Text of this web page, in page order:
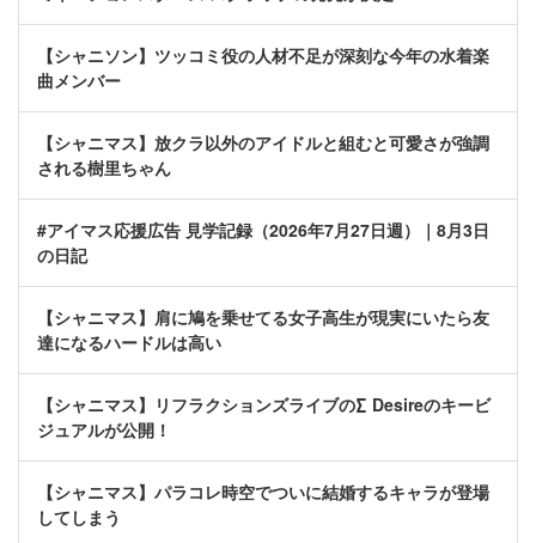
【シャニソン】ツッコミ役の人材不足が深刻な今年の水着楽
曲メンバー
【シャニマス】放クラ以外のアイドルと組むと可愛さが強調
される樹里ちゃん
#アイマス応援広告 見学記録（2026年7月27日週）｜8月3日
の日記
【シャニマス】肩に鳩を乗せてる女子高生が現実にいたら友
達になるハードルは高い
【シャニマス】リフラクションズライブの∑ Desireのキービ
ジュアルが公開！
【シャニマス】パラコレ時空でついに結婚するキャラが登場
してしまう